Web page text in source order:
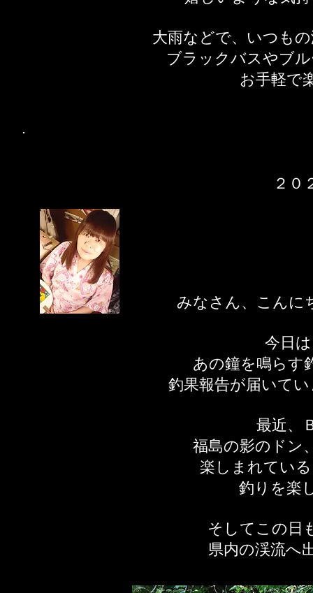
大雨などで、いつも
ブラックバスやブ
お手軽で
２
みなさん、こんに
今日
あの鐘を鳴らす
釣果報告が届いて
最近、
福島の影のドン
楽しまれてい
釣りを楽
そしてこの日
県内の渓流へ